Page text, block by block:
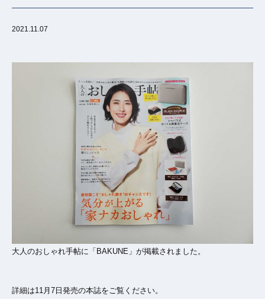
2021.11.07
大人のおしゃれ手帖に「BAKUNE」が掲載されました。
詳細は11月7日発売の本誌をご覧ください。